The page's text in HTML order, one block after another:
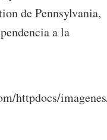
de Pennsylvania,
a la